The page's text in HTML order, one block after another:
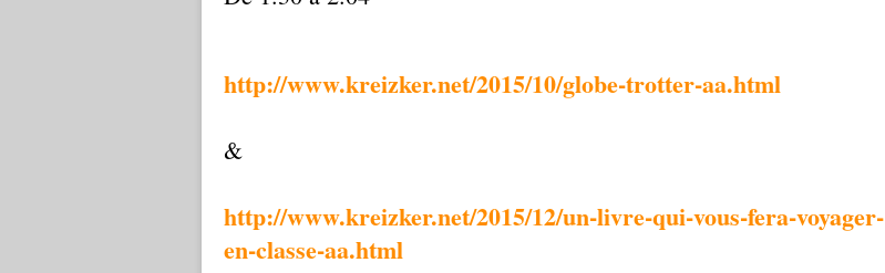
http://www.kreizker.net/2015/10/globe-trotter-aa.html
&
http://www.kreizker.net/2015/12/un-livre-qui-vous-fera-voyager-
en-classe-aa.html